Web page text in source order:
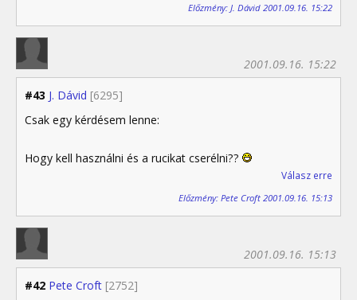
Előzmény: J. Dávid 2001.09.16. 15:22
#43 J. Dávid [6295]
2001.09.16. 15:22
Csak egy kérdésem lenne:
Hogy kell használni és a rucikat cserélni??
Válasz erre
Előzmény: Pete Croft 2001.09.16. 15:13
#42 Pete Croft [2752]
2001.09.16. 15:13